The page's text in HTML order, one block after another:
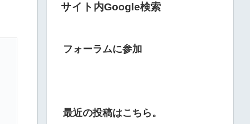
サイト内Google検索
フォーラムに参加
最近の投稿はこちら。